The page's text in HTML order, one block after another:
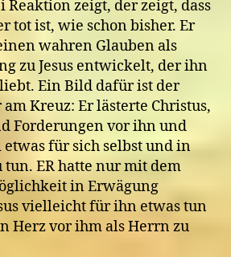
zeigt, der zeigt, dass
tot ist, wie schon bisher. Er
wahren Glauben als
zu Jesus entwickelt, der ihn
Ein Bild dafür ist der
Kreuz: Er lästerte Christus,
Forderungen vor ihn und
für sich selbst und in
tun. ER hatte nur mit dem
in Erwägung
vielleicht für ihn etwas tun
Herz vor ihm als Herrn zu